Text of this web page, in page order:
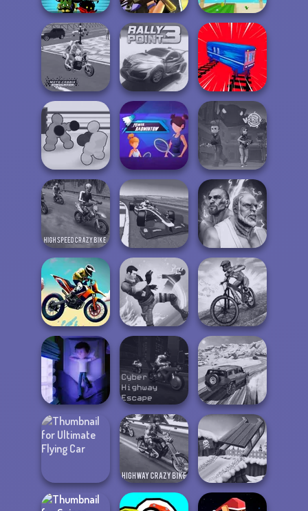
Music Rush
Tom Clancy's
Shootout
Mini Golf Saga
Moto Cabbie
Simulator
Rally Point 3 Train Drift
Boxing Gang
Stars
Power
Badminton
Vortex 9
High Speed Crazy
Bike
Grand Extreme
Racing
Fighter Legends
Duo
Bike Jump Gang Brawlers
MX Offroad
Master
Cyber Highway
Escape
SUV Snow
Driving 3D